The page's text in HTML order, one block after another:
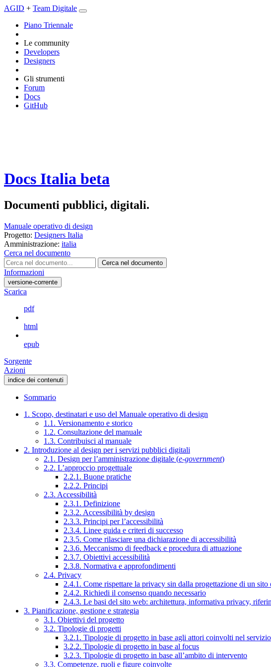
AGID + Team Digitale
Piano Triennale
Le community
Developers
Designers
Gli strumenti
Forum
Docs
GitHub
Docs Italia beta
Documenti pubblici, digitali.
Manuale operativo di design
Progetto: Designers Italia
Amministrazione: italia
Cerca nel documento
Cerca nel documento
Informazioni
versione-corrente
Scarica
pdf
html
epub
Sorgente
Azioni
indice dei contenuti
Sommario
1. Scopo, destinatari e uso del Manuale operativo di design
1.1. Versionamento e storico
1.2. Consultazione del manuale
1.3. Contribuisci al manuale
2. Introduzione al design per i servizi pubblici digitali
2.1. Design per l’amministrazione digitale (e-government)
2.2. L’approccio progettuale
2.2.1. Buone pratiche
2.2.2. Principi
2.3. Accessibilità
2.3.1. Definizione
2.3.2. Accessibilità by design
2.3.3. Principi per l’accessibilità
2.3.4. Linee guida e criteri di successo
2.3.5. Come rilasciare una dichiarazione di accessibilità
2.3.6. Meccanismo di feedback e procedura di attuazione
2.3.7. Obiettivi accessibilità
2.3.8. Normativa e approfondimenti
2.4. Privacy
2.4.1. Come rispettare la privacy sin dalla progettazione di un
2.4.2. Richiedi il consenso quando necessario
2.4.3. Le basi del sito web: architettura, informativa privacy,
3. Pianificazione, gestione e strategia
3.1. Obiettivi del progetto
3.2. Tipologie di progetti
3.2.1. Tipologie di progetto in base agli attori coinvolti nel servizio
3.2.2. Tipologie di progetto in base al focus
3.2.3. Tipologie di progetto in base all’ambito di intervento
3.3. Competenze, ruoli e figure coinvolte